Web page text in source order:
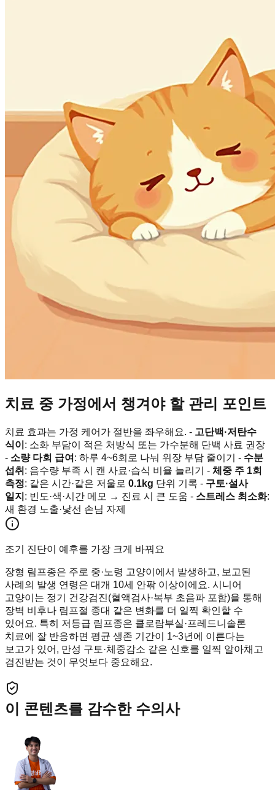
치료 중 가정에서 챙겨야 할 관리 포인트
치료 효과는 가정 케어가 절반을 좌우해요. - 고단백·저탄수
식이 : 소화 부담이 적은 처방식 또는 가수분해 단백 사료 권장
- 소량 다회 급여 : 하루 4~6회로 나눠 위장 부담 줄이기 - 수분
섭취 : 음수량 부족 시 캔 사료·습식 비율 늘리기 - 체중 주 1회
측정: 같은 시간·같은 저울로 0.1kg 단위 기록 - 구토·설사
일지 : 빈도·색·시간 메모 → 진료 시 큰 도움 - 스트레스 최소화:
새 환경 노출·낯선 손님 자제
조기 진단이 예후를 가장 크게 바꿔요
장형 림프종은 주로 중·노령 고양이에서 발생하고, 보고된
사례의 발생 연령은 대개 10세 안팎 이상이에요. 시니어
고양이는 정기 건강검진(혈액검사·복부 초음파 포함)을 통해
장벽 비후나 림프절 종대 같은 변화를 더 일찍 확인할 수
있어요. 특히 저등급 림프종은 클로람부실·프레드니솔론
치료에 잘 반응하면 평균 생존 기간이 1~3년에 이른다는
보고가 있어, 만성 구토·체중감소 같은 신호를 일찍 알아채고
검진받는 것이 무엇보다 중요해요.
이 콘텐츠를 감수한 수의사